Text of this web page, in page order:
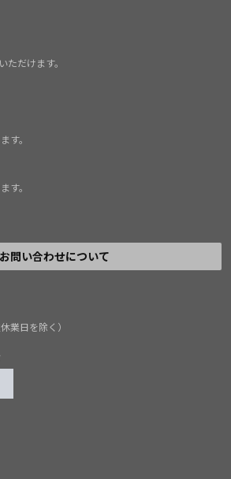
だけます。
す。
す。
お問い合わせについて
業日を除く）